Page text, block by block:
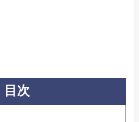
目次